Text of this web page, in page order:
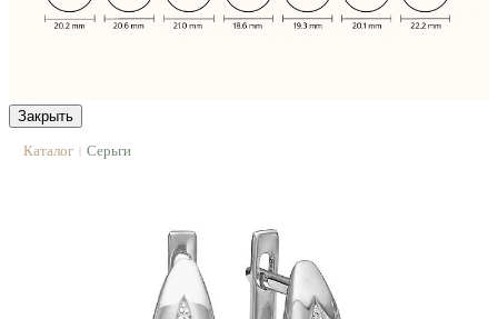
Закрыть
Каталог | Серьги